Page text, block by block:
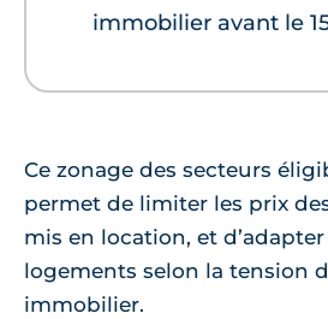
immobilier avant le
Ce zonage des secteurs
permet de limiter les prix
mis en location, et d’adapter
logements selon la tension
immobilier.